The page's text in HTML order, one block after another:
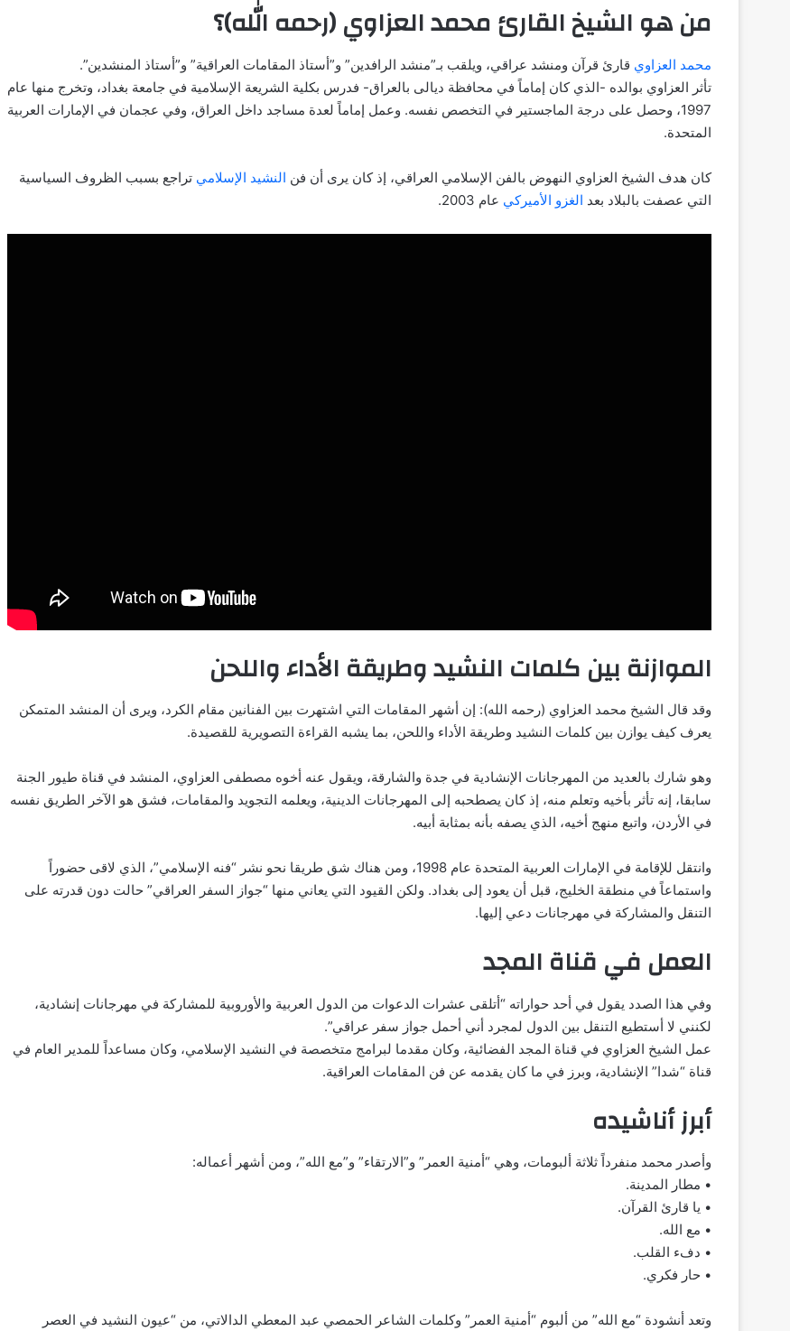
من هو الشيخ القارئ محمد العزاوي (رحمه الله)؟
محمد العزاوي قارئ قرآن ومنشد عراقي، ويلقب بـ”منشد الرافدين” و”أستاذ المقامات العراقية” و”أستاذ المنشدين”.
تأثر العزاوي بوالده -الذي كان إماماً في محافظة ديالى بالعراق- فدرس بكلية الشريعة الإسلامية في جامعة بغداد، وتخرج منها عام
1997، وحصل على درجة الماجستير في التخصص نفسه. وعمل إماماً لعدة مساجد داخل العراق، وفي عجمان في الإمارات العربية
المتحدة.
كان هدف الشيخ العزاوي النهوض بالفن الإسلامي العراقي، إذ كان يرى أن فن النشيد الإسلامي تراجع بسبب الظروف السياسية
التي عصفت بالبلاد بعد الغزو الأميركي عام 2003.
الموازنة بين كلمات النشيد وطريقة الأداء واللحن
وقد قال الشيخ محمد العزاوي (رحمه الله): إن أشهر المقامات التي اشتهرت بين الفنانين مقام الكرد، ويرى أن المنشد المتمكن
يعرف كيف يوازن بين كلمات النشيد وطريقة الأداء واللحن، بما يشبه القراءة التصويرية للقصيدة.
وهو شارك بالعديد من المهرجانات الإنشادية في جدة والشارقة، ويقول عنه أخوه مصطفى العزاوي، المنشد في قناة طيور الجنة
سابقا، إنه تأثر بأخيه وتعلم منه، إذ كان يصطحبه إلى المهرجانات الدينية، ويعلمه التجويد والمقامات، فشق هو الآخر الطريق نفسه
في الأردن، واتبع منهج أخيه، الذي يصفه بأنه بمثابة أبيه.
وانتقل للإقامة في الإمارات العربية المتحدة عام 1998، ومن هناك شق طريقا نحو نشر “فنه الإسلامي”، الذي لاقى حضوراً
واستماعاً في منطقة الخليج، قبل أن يعود إلى بغداد. ولكن القيود التي يعاني منها “جواز السفر العراقي” حالت دون قدرته على
التنقل والمشاركة في مهرجانات دعي إليها.
العمل في قناة المجد
وفي هذا الصدد يقول في أحد حواراته “أتلقى عشرات الدعوات من الدول العربية والأوروبية للمشاركة في مهرجانات إنشادية،
لكنني لا أستطيع التنقل بين الدول لمجرد أني أحمل جواز سفر عراقي”.
عمل الشيخ العزاوي في قناة المجد الفضائية، وكان مقدما لبرامج متخصصة في النشيد الإسلامي، وكان مساعداً للمدير العام في
قناة “شدا” الإنشادية، وبرز في ما كان يقدمه عن فن المقامات العراقية.
أبرز أناشيده
وأصدر محمد منفرداً ثلاثة ألبومات، وهي “أمنية العمر” و”الارتقاء” و”مع الله”، ومن أشهر أعماله:
• مطار المدينة.
• يا قارئ القرآن.
• مع الله.
• دفء القلب.
• حار فكري.
وتعد أنشودة “مع الله” من ألبوم “أمنية العمر” وكلمات الشاعر الحمصي عبد المعطي الدالاتي، من “عيون النشيد في العصر